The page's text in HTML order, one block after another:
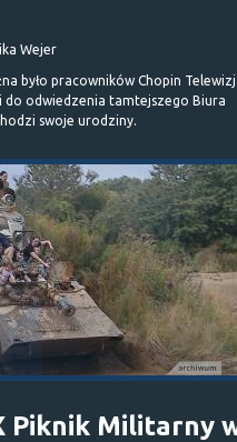
Wejer
było pracowników Chopin
do odwiedzenia tamtejszego Biura
swoje urodziny.
Piknik Militarny